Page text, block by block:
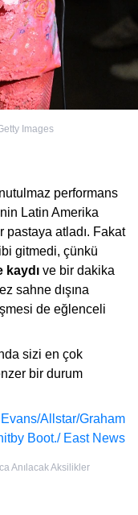
Images
performans
Latin Amerika
pastaya atladı. Fakat
gitmedi, çünkü
kaydı ve bir dakika
sahne dışına
de eğlenceli
sizi en çok
bir durum
Allstar/Graham
Boot./ East News
Anılacak Aksilikler